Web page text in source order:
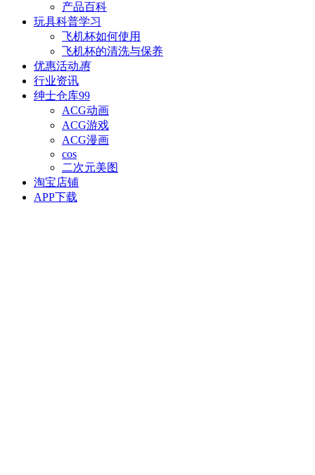
产品百科
玩具科普学习
飞机杯如何使用
飞机杯的清洗与保养
优惠活动惠
行业资讯
绅士仓库99
ACG动画
ACG游戏
ACG漫画
cos
二次元美图
淘宝店铺
APP下载